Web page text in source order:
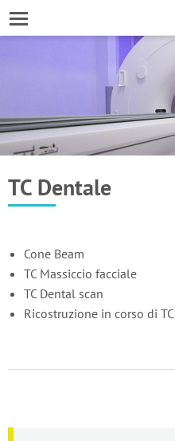
TC Dentale
Cone Beam
TC Massiccio facciale
TC Dental scan
Ricostruzione in corso di TC